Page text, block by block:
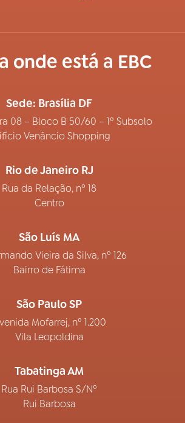
onde está a EBC
Sede: Brasília DF
08 – Bloco B 50/60 – 1º Subsolo
Venâncio Shopping
Rio de Janeiro RJ
Rua da Relação, nº 18
Centro
São Luís MA
Vieira da Silva, nº 126
Bairro de Fátima
São Paulo SP
Mofarrej, nº 1.200
Vila Leopoldina
Tabatinga AM
Rua Rui Barbosa S/Nº
Rui Barbosa